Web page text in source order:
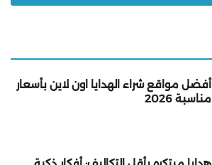
أفضل مواقع شراء الهدايا اون لاين بأسعار
مناسبة 2026